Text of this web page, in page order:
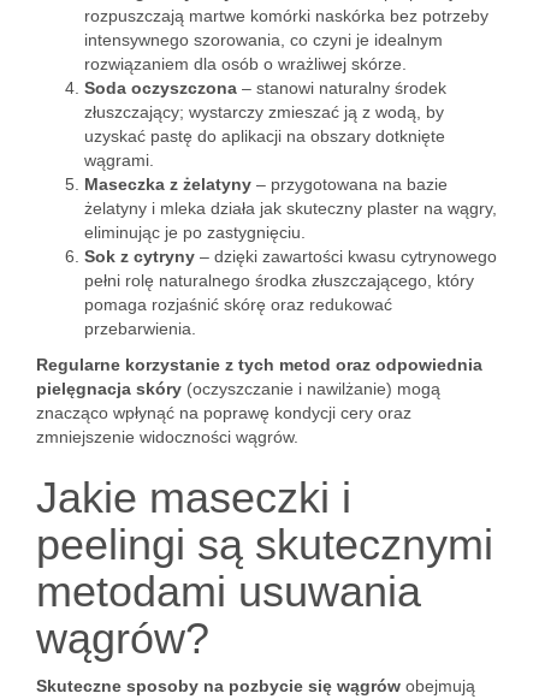
rozpuszczają martwe komórki naskórka bez potrzeby
intensywnego szorowania, co czyni je idealnym
rozwiązaniem dla osób o wrażliwej skórze.
Soda oczyszczona – stanowi naturalny środek
złuszczający; wystarczy zmieszać ją z wodą, by
uzyskać pastę do aplikacji na obszary dotknięte
wągrami.
Maseczka z żelatyny – przygotowana na bazie
żelatyny i mleka działa jak skuteczny plaster na wągry,
eliminując je po zastygnięciu.
Sok z cytryny – dzięki zawartości kwasu cytrynowego
pełni rolę naturalnego środka złuszczającego, który
pomaga rozjaśnić skórę oraz redukować
przebarwienia.
Regularne korzystanie z tych metod oraz odpowiednia
pielęgnacja skóry (oczyszczanie i nawilżanie) mogą
znacząco wpłynąć na poprawę kondycji cery oraz
zmniejszenie widoczności wągrów.
Jakie maseczki i
peelingi są skutecznymi
metodami usuwania
wągrów?
Skuteczne sposoby na pozbycie się wągrów obejmują